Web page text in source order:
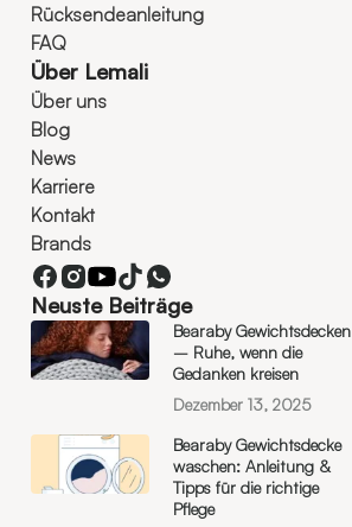
Rücksendeanleitung
FAQ
Über Lemali
Über uns
Blog
News
Karriere
Kontakt
Brands
Neuste Beiträge
Bearaby Gewichtsdecken
– Ruhe, wenn die
Gedanken kreisen
Dezember 13, 2025
Bearaby Gewichtsdecke
waschen: Anleitung &
Tipps für die richtige
Pflege